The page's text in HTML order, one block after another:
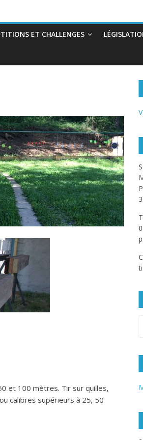
ET CHALLENGES
et 100 mètres. Tir sur quilles,
calibres supérieurs à 25, 50